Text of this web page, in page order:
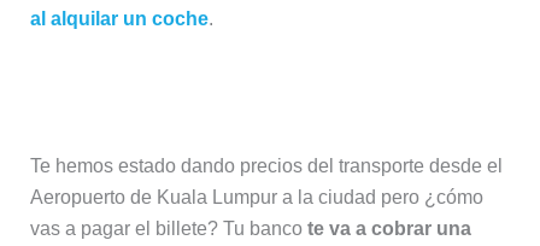
al alquilar un coche.
Te hemos estado dando precios del transporte desde el
Aeropuerto de Kuala Lumpur a la ciudad pero ¿cómo
vas a pagar el billete? Tu banco te va a cobrar una